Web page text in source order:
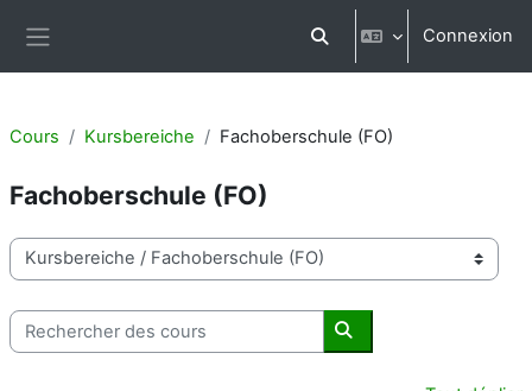
Activer/désactiver la
Connexion
Cours Kursbereiche Fachoberschule (FO)
Fachoberschule (FO)
Catégories de cours
Rechercher des cours
Rechercher des cours